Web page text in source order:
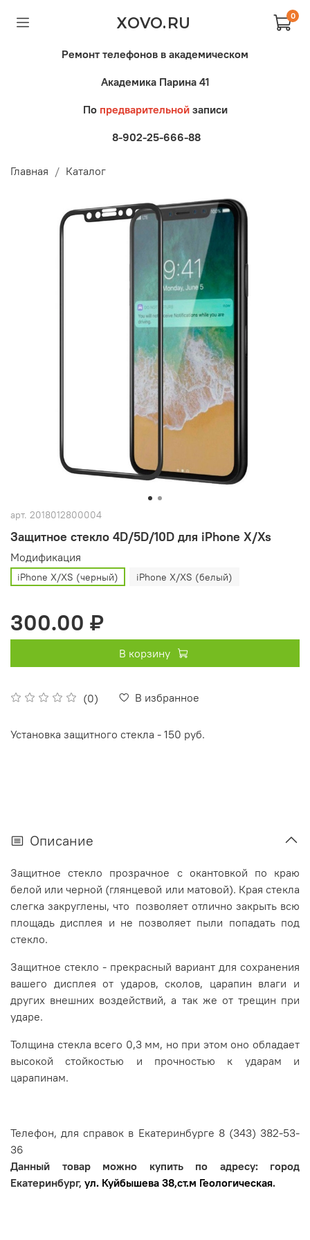
XOVO.RU 0
Ремонт телефонов в академическом
Академика Парина 41
По предварительнойзаписи
8-902-25-666-88
Главная Каталог
арт. 2018012800004
Защитное стекло 4D/5D/10D для iPhone X/Xs
(0) В избранное
Модификация
iPhone X/XS (черный) iPhone X/XS (белый)
300.00 ₽
В корзину
Установка защитного стекла - 150 руб.
Описание
Защитное стекло прозрачное с окантовкой по краю
белой или черной (глянцевой или матовой). Края стекла
слегка закруглены, что позволяет отлично закрыть всю
площадь дисплея и не позволяет пыли попадать под
стекло.
Защитное стекло - прекрасный вариант для сохранения
вашего дисплея от ударов, сколов, царапин влаги и
других внешних воздействий, а так же от трещин при
ударе.
Толщина стекла всего 0,3 мм, но при этом оно обладает
высокой стойкостью и прочностью к ударам и
царапинам.
Телефон, для справок в Екатеринбурге 8 (343) 382-53-
36
Данный товар можно купить по адресу: город
Екатеринбург, ул. Куйбышева 38,ст.м Геологическая.